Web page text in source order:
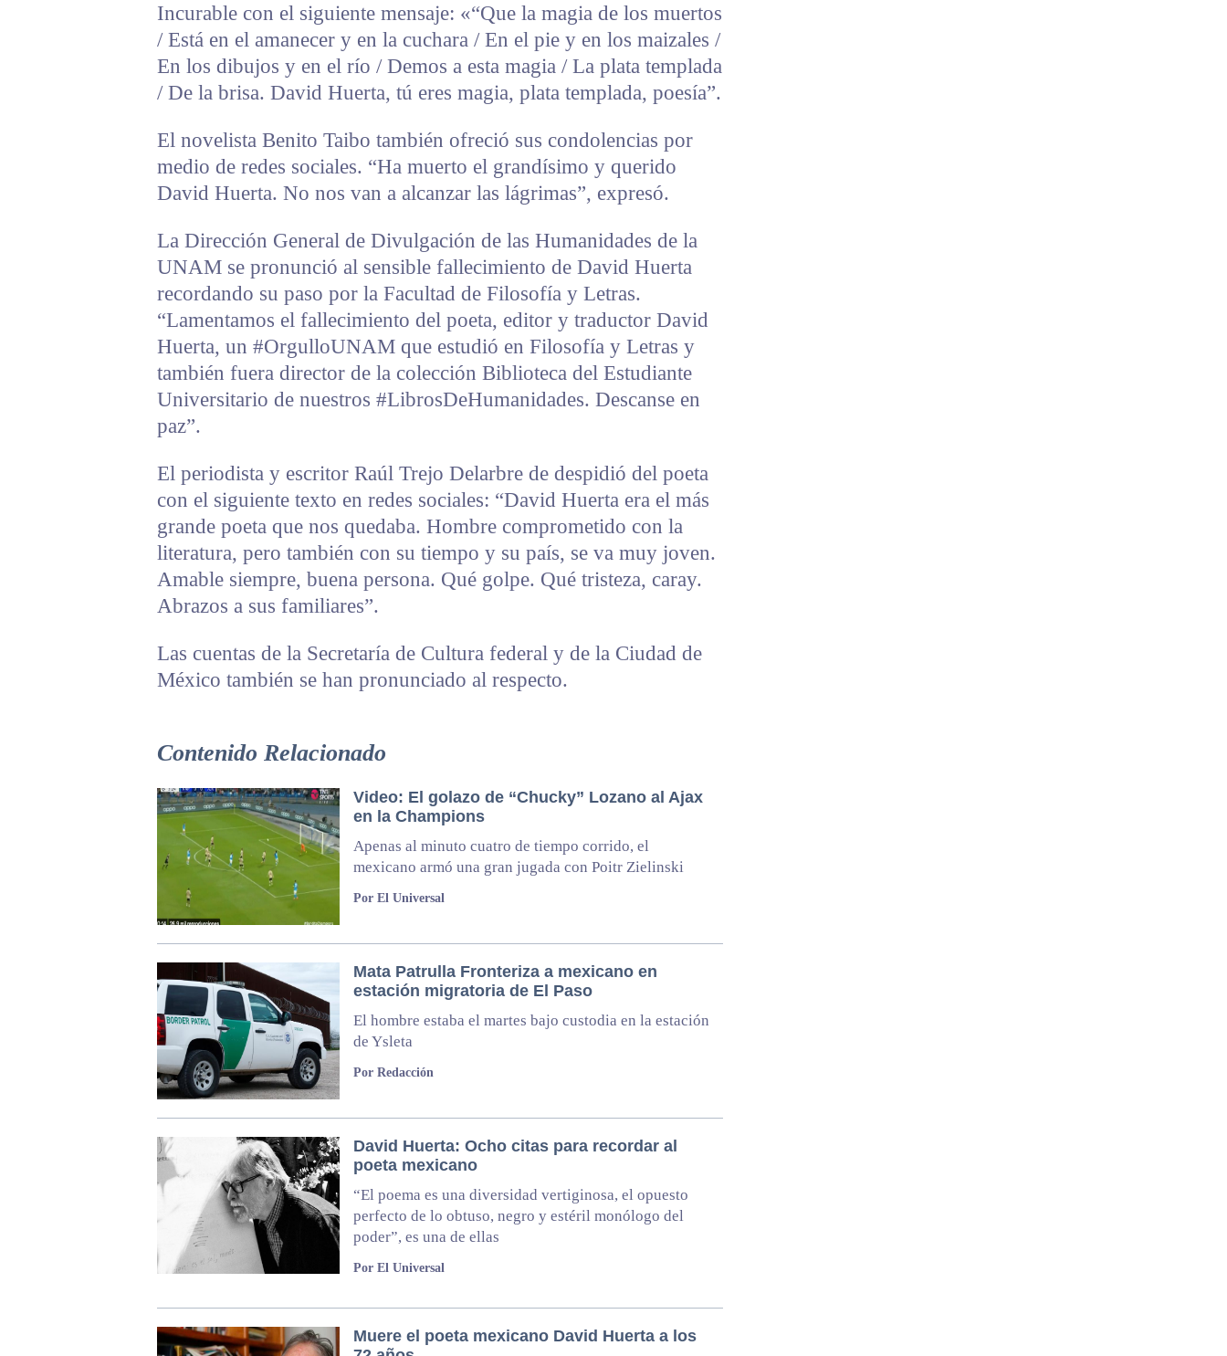
Incurable con el siguiente mensaje: «“Que la magia de los muertos
/ Está en el amanecer y en la cuchara / En el pie y en los maizales /
En los dibujos y en el río / Demos a esta magia / La plata templada
/ De la brisa. David Huerta, tú eres magia, plata templada, poesía”.
El novelista Benito Taibo también ofreció sus condolencias por
medio de redes sociales. “Ha muerto el grandísimo y querido
David Huerta. No nos van a alcanzar las lágrimas”, expresó.
La Dirección General de Divulgación de las Humanidades de la
UNAM se pronunció al sensible fallecimiento de David Huerta
recordando su paso por la Facultad de Filosofía y Letras.
“Lamentamos el fallecimiento del poeta, editor y traductor David
Huerta, un #OrgulloUNAM que estudió en Filosofía y Letras y
también fuera director de la colección Biblioteca del Estudiante
Universitario de nuestros #LibrosDeHumanidades. Descanse en
paz”.
El periodista y escritor Raúl Trejo Delarbre de despidió del poeta
con el siguiente texto en redes sociales: “David Huerta era el más
grande poeta que nos quedaba. Hombre comprometido con la
literatura, pero también con su tiempo y su país, se va muy joven.
Amable siempre, buena persona. Qué golpe. Qué tristeza, caray.
Abrazos a sus familiares”.
Las cuentas de la Secretaría de Cultura federal y de la Ciudad de
México también se han pronunciado al respecto.
Contenido Relacionado
Video: El golazo de “Chucky” Lozano al Ajax
en la Champions
Apenas al minuto cuatro de tiempo corrido, el
mexicano armó una gran jugada con Poitr Zielinski
Por El Universal
Mata Patrulla Fronteriza a mexicano en
estación migratoria de El Paso
El hombre estaba el martes bajo custodia en la estación
de Ysleta
Por Redacción
David Huerta: Ocho citas para recordar al
poeta mexicano
“El poema es una diversidad vertiginosa, el opuesto
perfecto de lo obtuso, negro y estéril monólogo del
poder”, es una de ellas
Por El Universal
Muere el poeta mexicano David Huerta a los